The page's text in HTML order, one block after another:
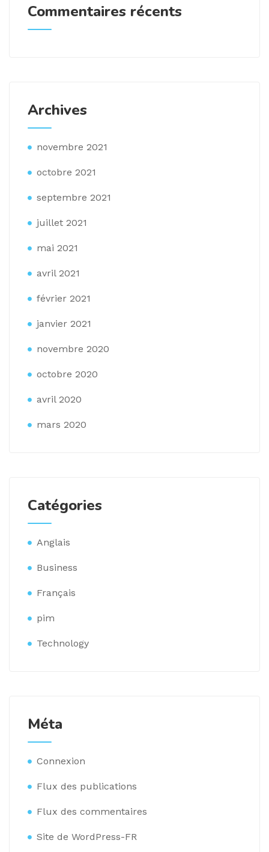
Commentaires récents
Archives
novembre 2021
octobre 2021
septembre 2021
juillet 2021
mai 2021
avril 2021
février 2021
janvier 2021
novembre 2020
octobre 2020
avril 2020
mars 2020
Catégories
Anglais
Business
Français
pim
Technology
Méta
Connexion
Flux des publications
Flux des commentaires
Site de WordPress-FR